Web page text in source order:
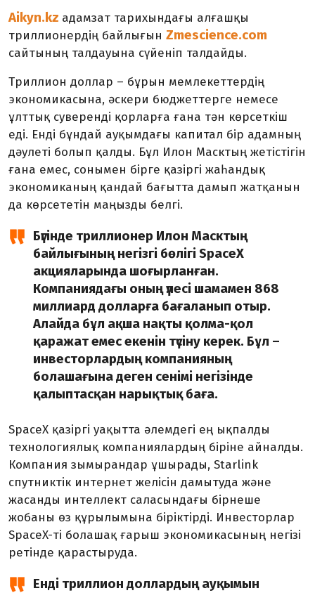
Aikyn.kz адамзат тарихындағы алғашқы
триллионердің байлығын Zmescience.com
сайтының талдауына сүйеніп талдайды.
Триллион доллар – бұрын мемлекеттердің
экономикасына, әскери бюджеттерге немесе
ұлттық суверенді қорларға ғана тән көрсеткіш
еді. Енді бұндай ауқымдағы капитал бір адамның
дәулеті болып қалды. Бұл Илон Масктың жетістігін
ғана емес, сонымен бірге қазіргі жаһандық
экономиканың қандай бағытта дамып жатқанын
да көрсететін маңызды белгі.
Бүгінде триллионер Илон Масктың
байлығының негізгі бөлігі SpaceX
акцияларында шоғырланған.
Компаниядағы оның үлесі шамамен 868
миллиард долларға бағаланып отыр.
Алайда бұл ақша нақты қолма-қол
қаражат емес екенін түсіну керек. Бұл –
инвесторлардың компанияның
болашағына деген сенімі негізінде
қалыптасқан нарықтық баға.
SpaceX қазіргі уақытта әлемдегі ең ықпалды
технологиялық компаниялардың біріне айналды.
Компания зымырандар ұшырады, Starlink
спутниктік интернет желісін дамытуда және
жасанды интеллект саласындағы бірнеше
жобаны өз құрылымына біріктірді. Инвесторлар
SpaceX-ті болашақ ғарыш экономикасының негізі
ретінде қарастыруда.
Енді триллион доллардың ауқымын